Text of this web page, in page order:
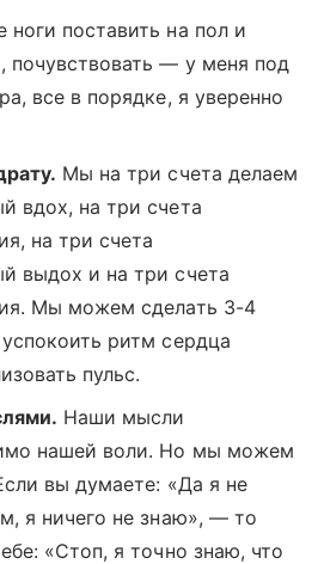
ноги поставить на пол и
почувствовать — у меня под
все в порядке, я уверенно
Мы на три счета делаем
вдох, на три счета
на три счета
выдох и на три счета
Мы можем сделать 3-4
ритм сердца
пульс.
Наши мысли
нашей воли. Но мы можем
вы думаете: «Да я не
я ничего не знаю», — то
«Стоп, я точно знаю, что